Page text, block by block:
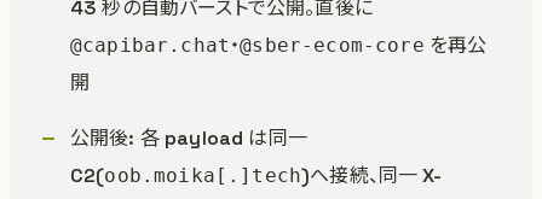
43 秒の自動バーストで公開。直後に
@capibar.chat ・@sber-ecom-core を再公
開
公開後: 各 payload は同一
C2(oob.moika[.]tech)へ接続、同一 X-